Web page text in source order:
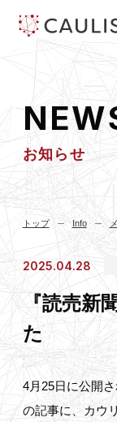
NEW
お知らせ
トップ Info
2025.04.28
『読売新
た
4月25日に公開
の記事に、カウ